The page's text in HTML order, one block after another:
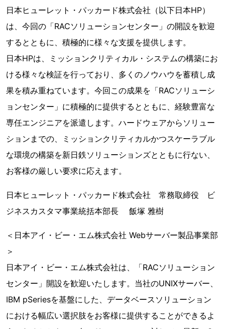
日本ヒューレット・パッカード株式会社（以下日本HP）
は、今回の「RACソリューションセンター」の開設を歓迎
するとともに、積極的に様々な支援を提供します。
日本HPは、ミッションクリティカル・システムの構築にお
ける様々な検証を行っており、多くのノウハウを蓄積し成
果を積み重ねています。今回この成果を「RACソリューシ
ョンセンター」に積極的に提供するとともに、経験豊富な
専任エンジニアを派遣します。ハードウェアからソリュー
ションまでの、ミッションクリティカルかつスケーラブル
な環境の構築を新日鉄ソリューションズとともに行ない、
お客様の厳しい要求に応えます。
日本ヒューレット・パッカード株式会社 常務取締役 ビ
ジネスカスタマ事業統括本部長 飯塚 雅樹
＜日本アイ・ビー・エム株式会社 Webサーバー製品事業部
＞
日本アイ・ビー・エム株式会社は、「RACソリューション
センター」開設を歓迎いたします。当社のUNIXサーバー、
IBM pSeriesを基盤にした、データベースソリューション
における幅広い選択肢をお客様に提供することができるよ